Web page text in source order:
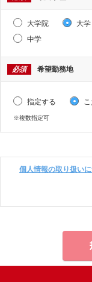
大学院 大学
中学
必須 希望勤務地
指定する
※複数指定可
個人情報の取り扱い